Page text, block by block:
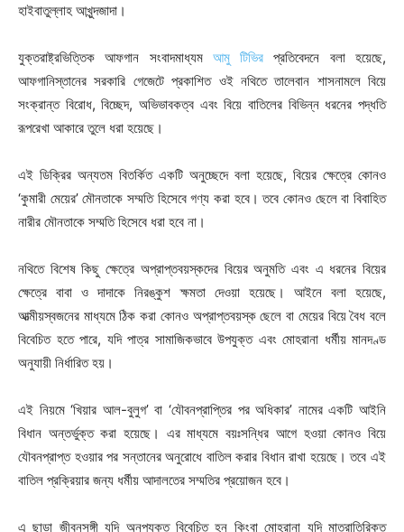
হাইবাতুল্লাহ আখুন্দজাদা।
যুক্তরাষ্ট্রভিত্তিক আফগান সংবাদমাধ্যম আমু টিভির প্রতিবেদনে বলা হয়েছে,
আফগানিস্তানের সরকারি গেজেটে প্রকাশিত ওই নথিতে তালেবান শাসনামলে বিয়ে
সংক্রান্ত বিরোধ, বিচ্ছেদ, অভিভাবকত্ব এবং বিয়ে বাতিলের বিভিন্ন ধরনের পদ্ধতি
রূপরেখা আকারে তুলে ধরা হয়েছে।
এই ডিক্রির অন্যতম বিতর্কিত একটি অনুচ্ছেদে বলা হয়েছে, বিয়ের ক্ষেত্রে কোনও
‘কুমারী মেয়ের’ মৌনতাকে সম্মতি হিসেবে গণ্য করা হবে। তবে কোনও ছেলে বা বিবাহিত
নারীর মৌনতাকে সম্মতি হিসেবে ধরা হবে না।
নথিতে বিশেষ কিছু ক্ষেত্রে অপ্রাপ্তবয়স্কদের বিয়ের অনুমতি এবং এ ধরনের বিয়ের
ক্ষেত্রে বাবা ও দাদাকে নিরঙ্কুশ ক্ষমতা দেওয়া হয়েছে। আইনে বলা হয়েছে,
আত্মীয়স্বজনের মাধ্যমে ঠিক করা কোনও অপ্রাপ্তবয়স্ক ছেলে বা মেয়ের বিয়ে বৈধ বলে
বিবেচিত হতে পারে, যদি পাত্র সামাজিকভাবে উপযুক্ত এবং মোহরানা ধর্মীয় মানদণ্ড
অনুযায়ী নির্ধারিত হয়।
এই নিয়মে ‘খিয়ার আল-বুলুগ’ বা ‘যৌবনপ্রাপ্তির পর অধিকার’ নামের একটি আইনি
বিধান অন্তর্ভুক্ত করা হয়েছে। এর মাধ্যমে বয়ঃসন্ধির আগে হওয়া কোনও বিয়ে
যৌবনপ্রাপ্ত হওয়ার পর সন্তানের অনুরোধে বাতিল করার বিধান রাখা হয়েছে। তবে এই
বাতিল প্রক্রিয়ার জন্য ধর্মীয় আদালতের সম্মতির প্রয়োজন হবে।
এ ছাড়া জীবনসঙ্গী যদি অনুপযুক্ত বিবেচিত হন কিংবা মোহরানা যদি মাত্রাতিরিক্ত